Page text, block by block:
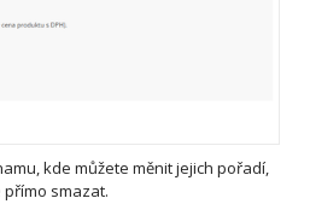
kde můžete měnit jejich pořadí,
smazat.